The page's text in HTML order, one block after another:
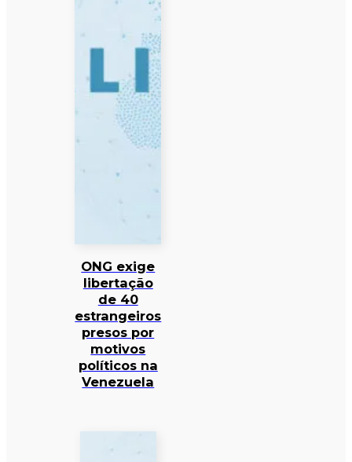
ONG exige
libertação
de 40
estrangeiros
presos por
motivos
políticos na
Venezuela